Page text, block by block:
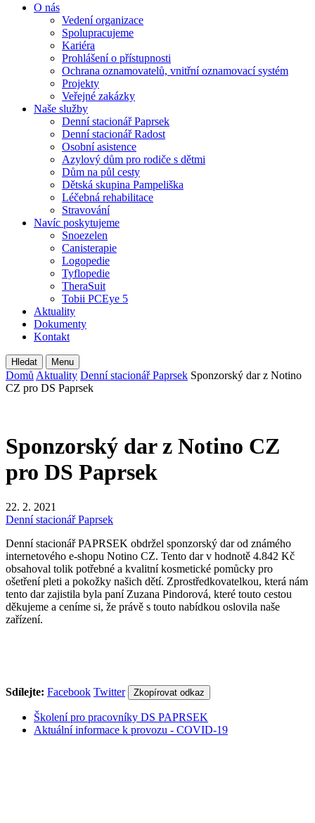
O nás
Vedení organizace
Spolupracujeme
Kariéra
Prohlášení o přístupnosti
Ochrana oznamovatelů, vnitřní oznamovací systém
Projekty
Veřejné zakázky
Naše služby
Denní stacionář Paprsek
Denní stacionář Radost
Osobní asistence
Azylový dům pro rodiče s dětmi
Dům na půl cesty
Dětská skupina Pampeliška
Léčebná rehabilitace
Stravování
Navíc poskytujeme
Snoezelen
Canisterapie
Logopedie
Tyflopedie
TheraSuit
Tobii PCEye 5
Aktuality
Dokumenty
Kontakt
Hledat Menu
Domů Aktuality Denní stacionář Paprsek Sponzorský dar z Notino
CZ pro DS Paprsek
Sponzorský dar z Notino CZ
pro DS Paprsek
22. 2. 2021
Denní stacionář Paprsek
Denní stacionář PAPRSEK obdržel sponzorský dar od známého
internetového e-shopu Notino CZ. Tento dar v hodnotě 4.842 Kč
obsahoval tolik potřebné a kvalitní kosmetické pomůcky pro
ošetření pleti a pokožky našich dětí. Zprostředkovatelkou, která nám
tento dar zajistila byla paní Zuzana Pindorová, které touto cestou
děkujeme a ceníme si, že právě s touto nabídkou oslovila naše
zařízení.
Sdílejte: Facebook Twitter Zkopírovat odkaz
Školení pro pracovníky DS PAPRSEK
Aktuální informace k provozu - COVID-19